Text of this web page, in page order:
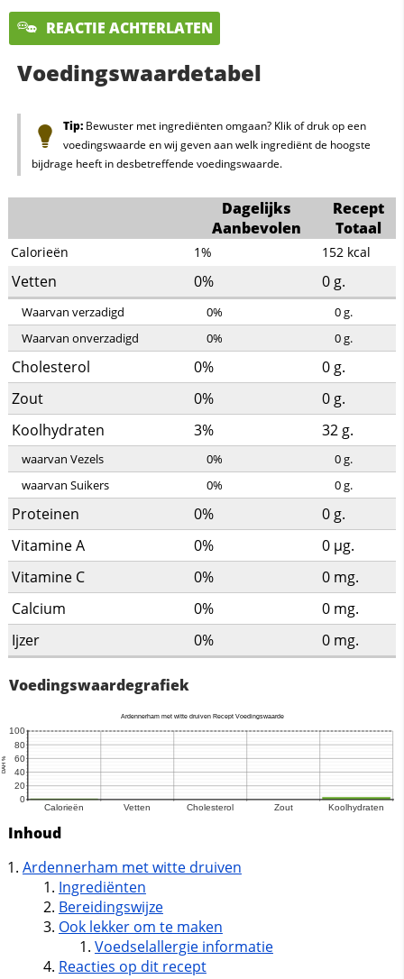
REACTIE ACHTERLATEN
Voedingswaardetabel
Tip:Bewuster met ingrediënten omgaan? Klik of druk op een
voedingswaarde en wij geven aan welk ingrediënt de hoogste
bijdrage heeft in desbetreffende voedingswaarde.
Dagelijks
Aanbevolen
Recept
Totaal
Calorieën 1% 152 kcal
Vetten 0% 0g.
Waarvan verzadigd 0% 0g.
Waarvan onverzadigd
0% 0g.
Cholesterol 0% 0g.
Zout
0% 0g.
Koolhydraten
3% 32g.
waarvan Vezels 0% 0g.
waarvan Suikers
0% 0g.
Proteinen 0% 0g.
Vitamine A
0% 0 µg.
Vitamine C
0% 0 mg.
Calcium
0% 0 mg.
Ijzer
0% 0 mg.
Voedingswaardegrafiek
Inhoud
Ardennerham met witte druiven
Ingrediënten
Bereidingswijze
Ook lekker om te maken
Voedselallergie informatie
Reacties op dit recept